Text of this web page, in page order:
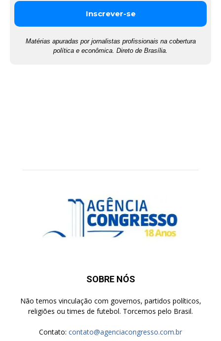
Matérias apuradas por jornalistas profissionais na cobertura
política e econômica. Direto de Brasília.
SOBRE NÓS
Não temos vinculação com governos, partidos políticos,
religiões ou times de futebol. Torcemos pelo Brasil.
Contato: contato@agenciacongresso.com.br